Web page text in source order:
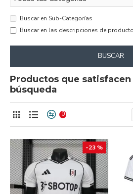
Buscar en Sub-Categorías
Buscar en las descripciones de producto
BUSCAR
Productos que
búsqueda
0
-23 %